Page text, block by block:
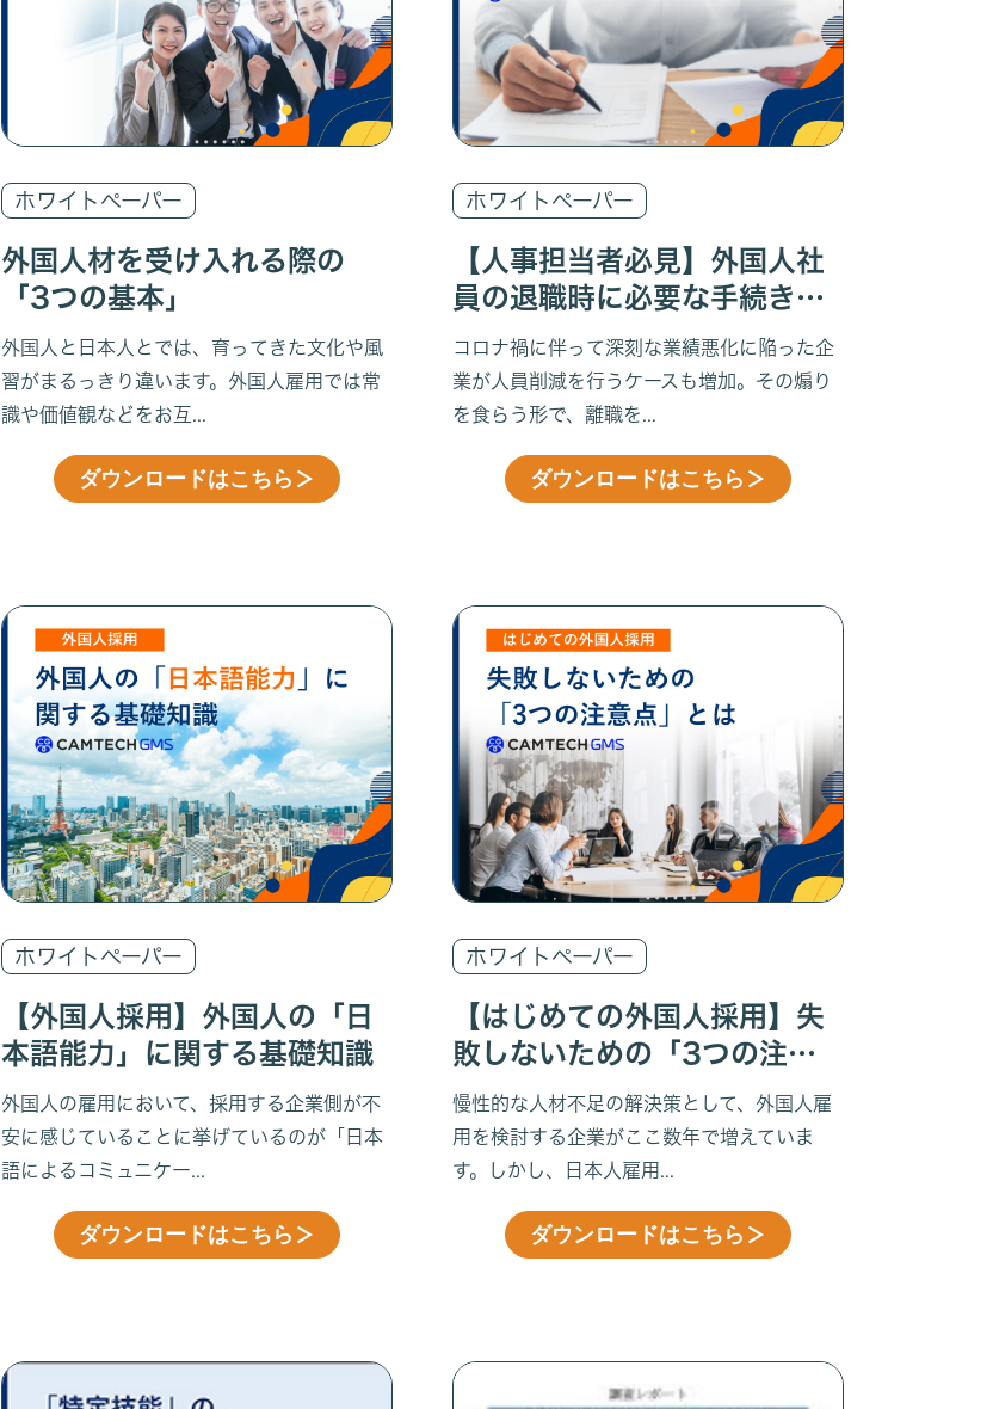
ホワイトペーパー
外国人材を受け入れる際の
「3つの基本」
外国人と日本人とでは、育ってきた文化や風
習がまるっきり違います。外国人雇用では常
識や価値観などをお互...
ダウンロードはこちら ＞
ホワイトペーパー
【人事担当者必見】外国人社
員の退職時に必要な手続きと
は
コロナ禍に伴って深刻な業績悪化に陥った企
業が人員削減を行うケースも増加。その煽り
を食らう形で、離職を...
ダウンロードはこちら ＞
ホワイトペーパー
【外国人採用】外国人の「日
本語能力」に関する基礎知識
外国人の雇用において、採用する企業側が不
安に感じていることに挙げているのが「日本
語によるコミュニケー...
ダウンロードはこちら ＞
ホワイトペーパー
【はじめての外国人採用】失
敗しないための「3つの注意
点」とは
慢性的な人材不足の解決策として、外国人雇
用を検討する企業がここ数年で増えていま
す。しかし、日本人雇用...
ダウンロードはこちら ＞